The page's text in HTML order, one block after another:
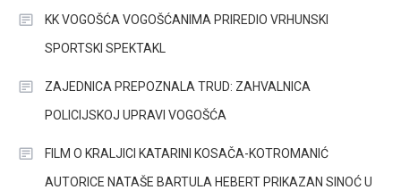
KK VOGOŠĆA VOGOŠĆANIMA PRIREDIO VRHUNSKI
SPORTSKI SPEKTAKL
ZAJEDNICA PREPOZNALA TRUD: ZAHVALNICA
POLICIJSKOJ UPRAVI VOGOŠĆA
FILM O KRALJICI KATARINI KOSAČA-KOTROMANIĆ
AUTORICE NATAŠE BARTULA HEBERT PRIKAZAN SINOĆ U